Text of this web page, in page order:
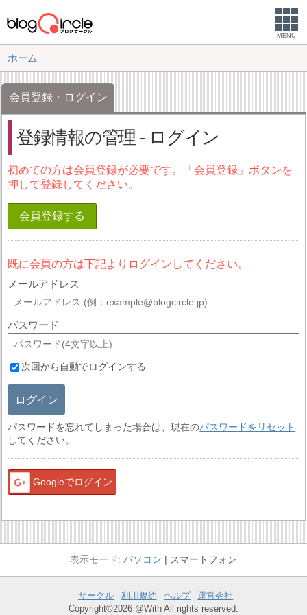
MENU
ホーム
会員登録・ログイン
登録情報の管理 - ログイン
初めての方は会員登録が必要です。「会員登録」ボタンを
押して登録してください。
会員登録する
既に会員の方は下記よりログインしてください。
メールアドレス
パスワード
次回から自動でログインする
ログイン
パスワードを忘れてしまった場合は、現在のパスワードをリセット
してください。
Googleでログイン
パソコン スマートフォン
サークル 利用規約 ヘルプ
運営会社
Copyright©2026 @With All rights reserved.